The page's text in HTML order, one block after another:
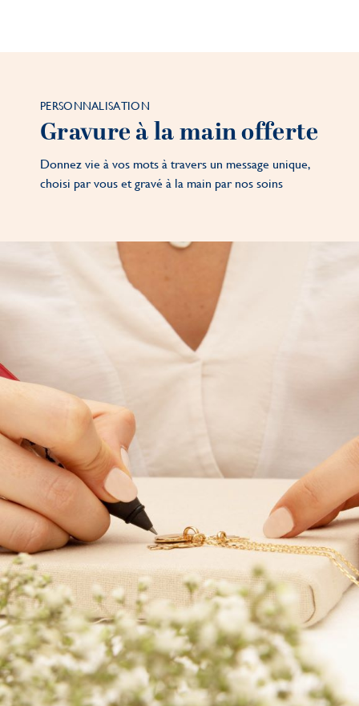
PERSONNALISATION
Gravure à la main offerte
Donnez vie à vos mots à travers un message unique,
choisi par vous et gravé à la main par nos soins